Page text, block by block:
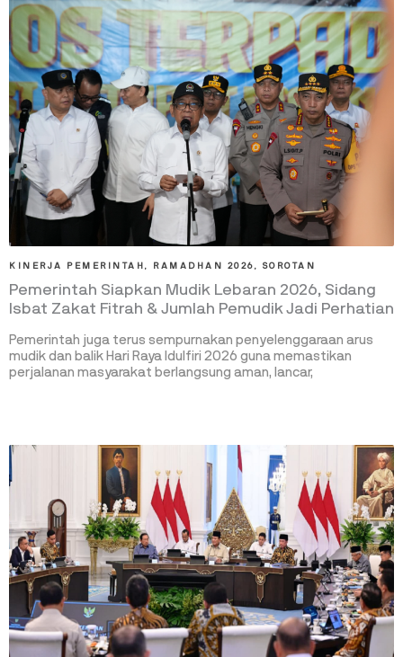
KINERJA PEMERINTAH , RAMADHAN 2026 , SOROTAN
Pemerintah Siapkan Mudik Lebaran 2026, Sidang
Isbat Zakat Fitrah & Jumlah Pemudik Jadi Perhatian
Pemerintah juga terus sempurnakan penyelenggaraan arus
mudik dan balik Hari Raya Idulfiri 2026 guna memastikan
perjalanan masyarakat berlangsung aman, lancar,